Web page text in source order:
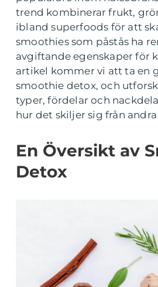
trend kombinerar frukt,
ibland superfoods för att
smoothies som påstås ha
avgiftande egenskaper för
artikel kommer vi att ta en
smoothie detox, och
typer, fördelar och
hur det skiljer sig från
En Översikt av
Detox